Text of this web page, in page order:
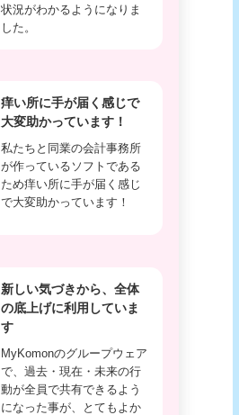
状況がわかるようになりま
した。
痒い所に手が届く感じで
大変助かっています！
私たちと同業の会計事務所
が作っているソフトである
ため痒い所に手が届く感じ
で大変助かっています！
新しい気づきから、全体
の底上げに利用していま
す
MyKomonのグループウェア
で、過去・現在・未来の行
動が全員で共有できるよう
になった事が、とてもよか